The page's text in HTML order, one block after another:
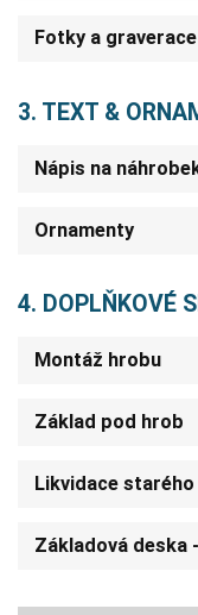
Fotky a graverace
3. TEXT &
Nápis na
Ornamenty
4. DOPLŇKOVÉ
Montáž hrobu
Základ pod hrob
Likvidace
Základová deska